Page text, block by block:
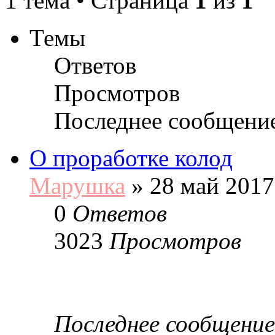
Темы
Ответов
Просмотров
Последнее
О проработке колод
Марушка » 28 май
0 Ответов
3023 Просмотров
Последнее сообщение